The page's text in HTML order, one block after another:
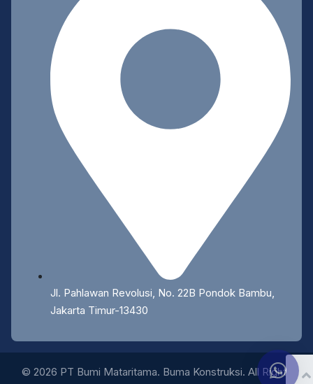
Jl. Pahlawan Revolusi, No. 22B Pondok Bambu,
Jakarta Timur-13430
© 2026 PT Bumi Mataritama. Buma Konstruksi. All Rights